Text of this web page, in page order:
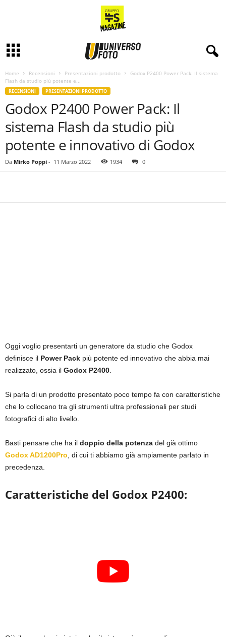
Home Recensioni Presentazioni prodotto
Godox P2400 Power Pack: Il sistema
Flash da studio più potente e...
RECENSIONI PRESENTAZIONI PRODOTTO
Godox P2400 Power Pack: Il
sistema Flash da studio più
potente e innovativo di Godox
Da Mirko Poppi - 11 Marzo 2022 1934 0
Oggi voglio presentarti un generatore da studio che Godox
definisce il Power Pack più potente ed innovativo che abbia mai
realizzato, ossia il Godox P2400.
Si parla di un prodotto presentato poco tempo fa con caratteristiche
che lo collocano tra gli strumenti ultra professionali per studi
fotografici di alto livello.
Basti pensare che ha il doppio della potenza del già ottimo
Godox AD1200Pro, di cui ti abbiamo già ampiamente parlato in
precedenza.
Caratteristiche del Godox P2400: